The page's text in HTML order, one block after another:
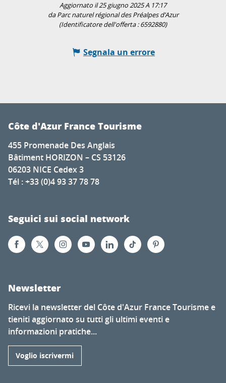
Aggiornato il 25 giugno 2025 A 17:17
da Parc naturel régional des Préalpes d’Azur
(Identificatore dell'offerta :6592880)
Segnala un errore
Côte d'Azur France Tourisme
455 Promenade Des Anglais
Bâtiment HORIZON – CS 53126
06203 NICE Cedex 3
Tél : +33 (0)4 93 37 78 78
Seguici sui social network
Newsletter
Ricevi la newsletter del Côte d'Azur France Tourisme e
tieniti aggiornato su tutti gli ultimi eventi e
informazioni pratiche...
Voglio iscrivermi